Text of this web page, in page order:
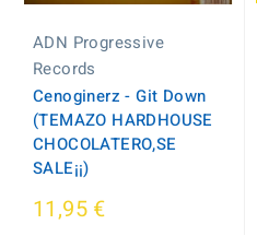
ADN Progressive
Records
Cenoginerz - Git Down
(TEMAZO HARDHOUSE
CHOCOLATERO,SE
SALE¡¡)
11,95 €